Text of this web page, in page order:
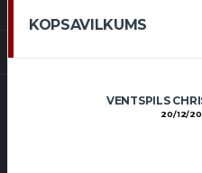
KOPSAVILKUMS
VENTSPILS
20/12/